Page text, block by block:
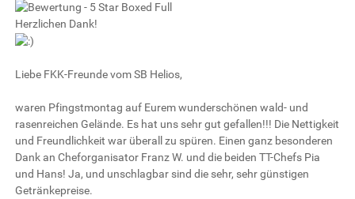
Herzlichen Dank!
Liebe FKK-Freunde vom SB Helios,
waren Pfingstmontag auf Eurem wunderschönen wald- und
rasenreichen Gelände. Es hat uns sehr gut gefallen!!! Die Nettigkeit
und Freundlichkeit war überall zu spüren. Einen ganz besonderen
Dank an Cheforganisator Franz W. und die beiden TT-Chefs Pia
und Hans! Ja, und unschlagbar sind die sehr, sehr günstigen
Getränkepreise.